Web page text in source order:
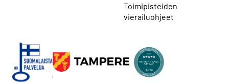
Toimipisteiden
vierailuohjeet